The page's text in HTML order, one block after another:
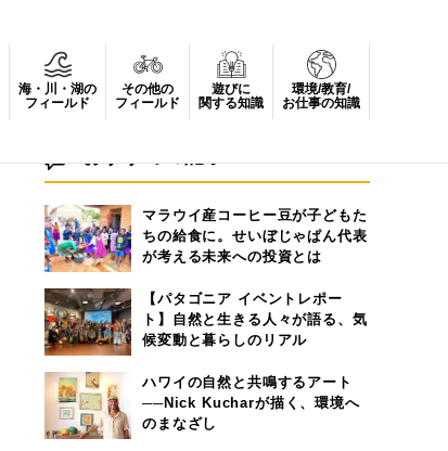
海・川・湖の
フィールド
その他の
フィールド
遊びに
関する知識
環境/教育/
お仕事の知識
マラウイ産コーヒー豆が子どもた
ちの給食に。せいぼじゃぱん代表
が考える未来への投資とは
【パタゴニア イベントレポー
ト】自然と生きる人々が語る、気
候変動と暮らしのリアル
ハワイの自然と共鳴するアート
──Nick Kucharが描く、環境へ
のまなざし